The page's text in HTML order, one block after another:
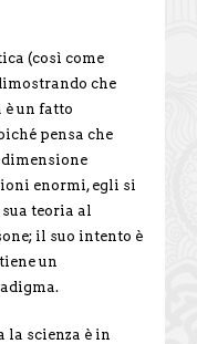
(così come
che
è un fatto
pensa che
enormi, egli si
teoria al
il suo intento è
un
la scienza è in